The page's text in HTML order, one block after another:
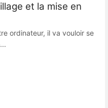
et la mise en
ordinateur, il va vouloir se